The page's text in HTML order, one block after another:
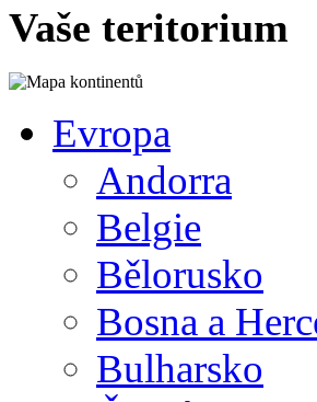
Vaše teritorium
Evropa
Andorra
Belgie
Bělorusko
Bosna a
Bulharsko